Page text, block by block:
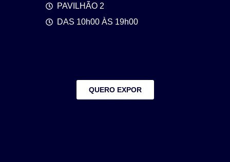
PAVILHÃO 2
DAS 10h00 ÀS 19h00
QUERO EXPOR